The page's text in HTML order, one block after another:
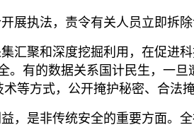
展执法，责令有关人员立即拆除
汇聚和深度挖掘利用，在促进
。有的数据关系国计民生，一
等方式，公开掩护秘密、合法
，是非传统安全的重要方面。